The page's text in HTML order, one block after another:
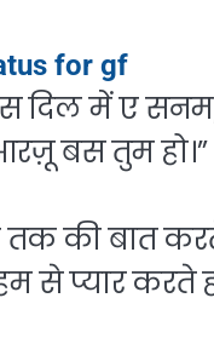
for gf
दिल में ए
बस तुम हो।”
की बात
से प्यार करते